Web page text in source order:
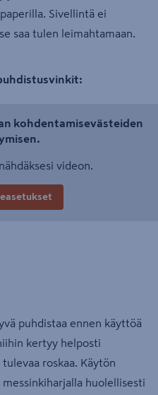
Sivellintä ei
saa tulen leimahtamaan.
kohdentamisevästeiden
videon.
puhdistaa ennen käyttöä
kertyy helposti
roskaa. Käytön
huolellisesti